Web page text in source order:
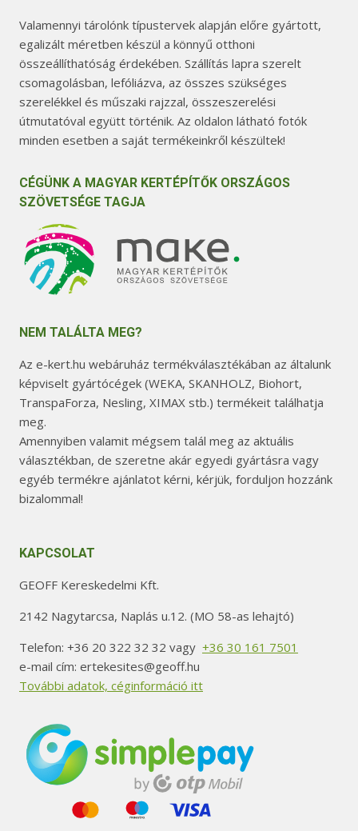
Valamennyi tárolónk típustervek alapján előre gyártott,
egalizált méretben készül a könnyű otthoni
összeállíthatóság érdekében. Szállítás lapra szerelt
csomagolásban, lefóliázva, az összes szükséges
szerelékkel és műszaki rajzzal, összeszerelési
útmutatóval együtt történik. Az oldalon látható fotók
minden esetben a saját termékeinkről készültek!
CÉGÜNK A MAGYAR KERTÉPÍTŐK ORSZÁGOS
SZÖVETSÉGE TAGJA
NEM TALÁLTA MEG?
Az e-kert.hu webáruház termékválasztékában az általunk
képviselt gyártócégek (WEKA, SKANHOLZ, Biohort,
TranspaForza, Nesling, XIMAX stb.) termékeit találhatja
meg.
Amennyiben valamit mégsem talál meg az aktuális
választékban, de szeretne akár egyedi gyártásra vagy
egyéb termékre ajánlatot kérni, kérjük, forduljon hozzánk
bizalommal!
KAPCSOLAT
GEOFF Kereskedelmi Kft.
2142 Nagytarcsa, Naplás u.12. (MO 58-as lehajtó)
Telefon: +36 20 322 32 32 vagy +36 30 161 7501
e-mail cím: ertekesites@geoff.hu
További adatok, céginformáció itt